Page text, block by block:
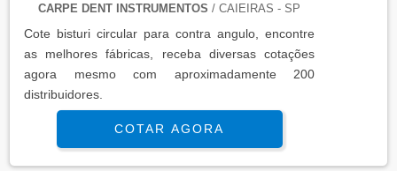
CARPE DENT INSTRUMENTOS / CAIEIRAS - SP
Cote bisturi circular para contra angulo, encontre
as melhores fábricas, receba diversas cotações
agora mesmo com aproximadamente 200
distribuidores.
COTAR AGORA